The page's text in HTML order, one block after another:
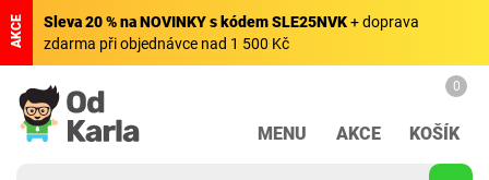
AKCE Sleva 20 % na NOVINKY s kódem SLE25NVK+ doprava
zdarma při objednávce nad 1 500 Kč
MENU AKCE
0
KOŠÍK